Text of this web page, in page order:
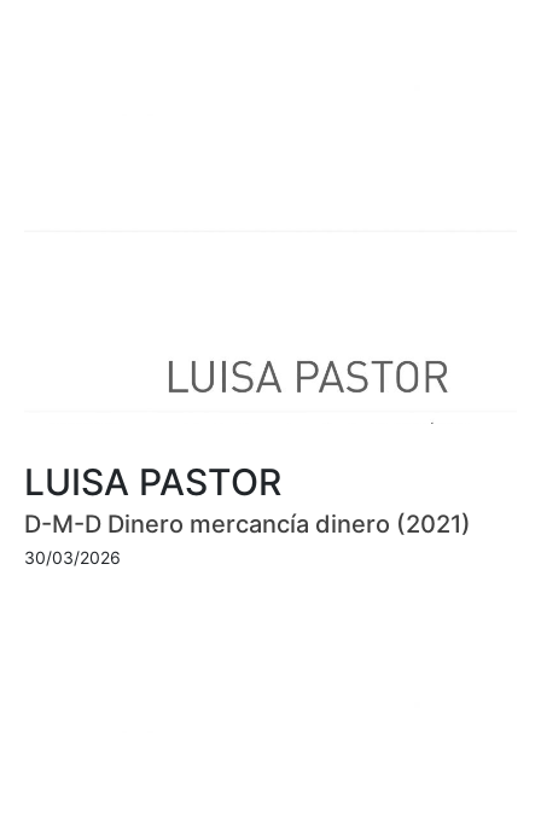
LUISA PASTOR
D-M-D Dinero mercancía dinero (2021)
30/03/2026